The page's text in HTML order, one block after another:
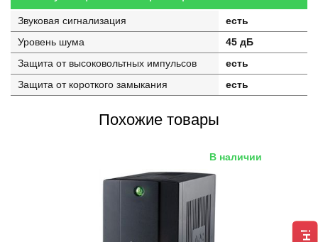
Звуковая сигнализация
есть
Уровень шума
45 дБ
Защита от высоковольтных импульсов
есть
Защита от короткого замыкания
есть
Похожие товары
В наличии